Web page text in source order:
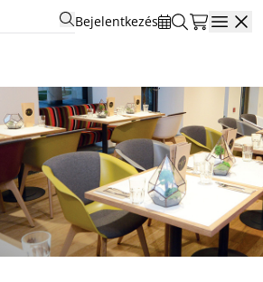
Bejelentkezés